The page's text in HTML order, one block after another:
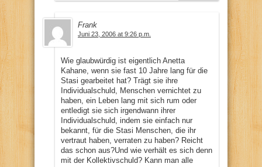
Frank
Juni 23, 2006 at 9:26 p.m.
Wie glaubwürdig ist eigentlich Anetta
Kahane, wenn sie fast 10 Jahre lang für die
Stasi gearbeitet hat? Trägt sie ihre
Individualschuld, Menschen vernichtet zu
haben, ein Leben lang mit sich rum oder
entledigt sie sich irgendwann ihrer
Individualschuld, indem sie einfach nur
bekannt, für die Stasi Menschen, die ihr
vertraut haben, verraten zu haben? Reicht
das schon aus?Und wie verhält es sich denn
mit der Kollektivschuld? Kann man alle